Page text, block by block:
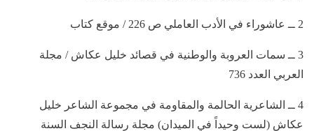
2 ــ عاشوراء في الأدب العاملي ص 226 / موقع كتاب
3 ــ سمات العروبة والوطنية في قصائد خليل عكاش / مجلة
العربي العدد 736
4 ــ الشاعرية الحالمة والمقاومة في مجموعة الشاعر خليل
عكاش (لست وحيداً في الميدان) مجلة رسالة النجف السنة